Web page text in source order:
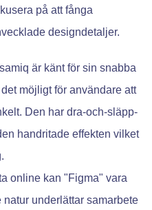
på att fånga
designdetaljer.
är känt för sin snabba
möjligt för användare att
Den har dra-och-släpp-
handritade effekten vilket
online kan "Figma" vara
underlättar samarbete